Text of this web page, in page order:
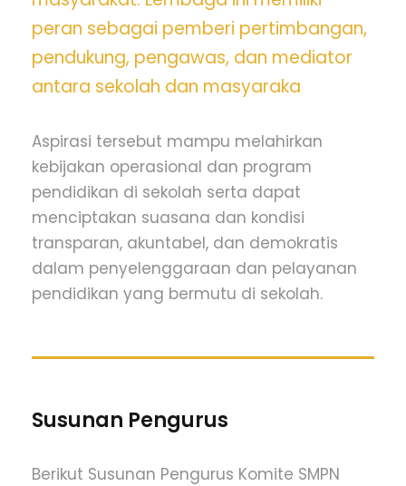
peran sebagai pemberi pertimbangan,
pendukung, pengawas, dan mediator
antara sekolah dan masyaraka
Aspirasi tersebut mampu melahirkan
kebijakan operasional dan program
pendidikan di sekolah serta dapat
menciptakan suasana dan kondisi
transparan, akuntabel, dan demokratis
dalam penyelenggaraan dan pelayanan
pendidikan yang bermutu di sekolah.
Susunan Pengurus
Berikut Susunan Pengurus Komite SMPN